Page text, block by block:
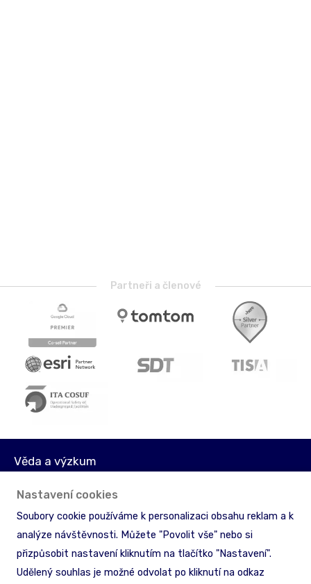
Partneři a členové
Věda a výzkum
Akcionáři
Licenční podmínky
Ochrana informací
Zpětný odběr & recyklace
Nastavení cookies
Soubory cookie používáme k personalizaci obsahu reklam a k
analýze návštěvnosti. Můžete "Povolit vše" nebo si
přizpůsobit nastavení kliknutím na tlačítko "Nastavení".
Udělený souhlas je možné odvolat po kliknutí na odkaz